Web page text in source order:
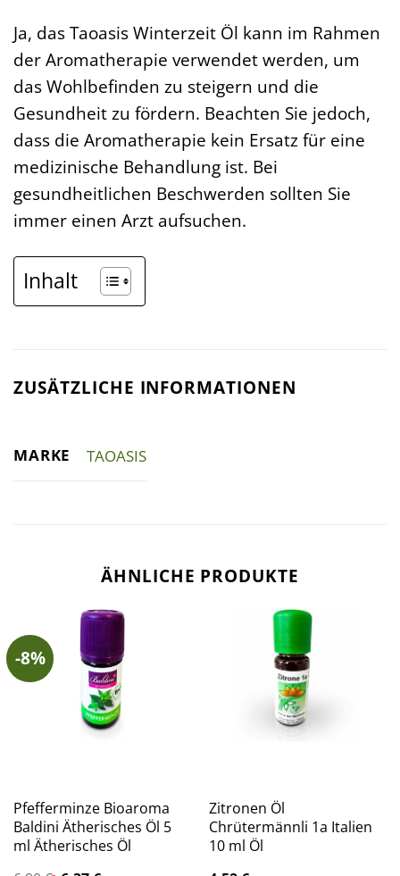
Ja, das Taoasis Winterzeit Öl kann im Rahmen
der Aromatherapie verwendet werden, um
das Wohlbefinden zu steigern und die
Gesundheit zu fördern. Beachten Sie jedoch,
dass die Aromatherapie kein Ersatz für eine
medizinische Behandlung ist. Bei
gesundheitlichen Beschwerden sollten Sie
immer einen Arzt aufsuchen.
Inhalt
ZUSÄTZLICHE INFORMATIONEN
MARKE TAOASIS
ÄHNLICHE PRODUKTE
-8%
Pfefferminze Bioaroma
Baldini Ätherisches Öl 5
ml Ätherisches Öl
Zitronen Öl
Chrütermännli 1a Italien
10 ml Öl